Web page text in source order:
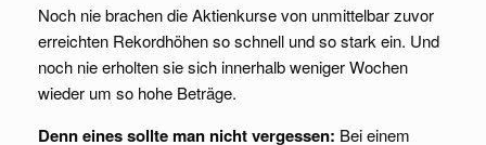
Noch nie brachen die Aktienkurse von unmittelbar zuvor
erreichten Rekordhöhen so schnell und so stark ein. Und
noch nie erholten sie sich innerhalb weniger Wochen
wieder um so hohe Beträge.
Denn eines sollte man nicht vergessen: Bei einem